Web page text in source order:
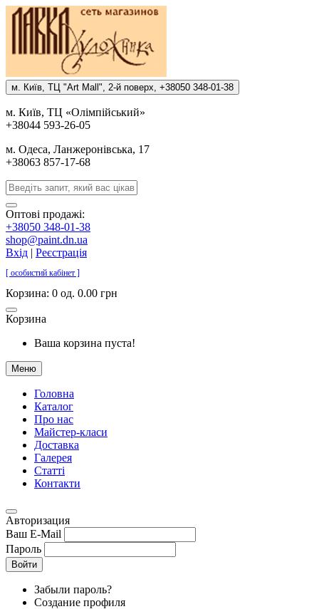
м. Киïв, ТЦ "Art Mall", 2-й поверх, +38050 348-01-38
м. Киïв, ТЦ «Олiмпiйський»
+38044 593-26-05
м. Одеса, Ланжеронiвська, 17
+38063 857-17-68
Оптові продажі:
+38050 348-01-38
shop@paint.dn.ua
Вхід | Реєстрація
[ особистий кабінет ]
Корзина: 0 од. 0.00 грн
Корзина
Ваша корзина пуста!
Меню
Головна
Каталог
Про нас
Майстер-класи
Доставка
Галерея
Статтi
Контакти
Авторизация
Ваш E-Mail
Пароль
Войти
Забыли пароль?
Создание профиля